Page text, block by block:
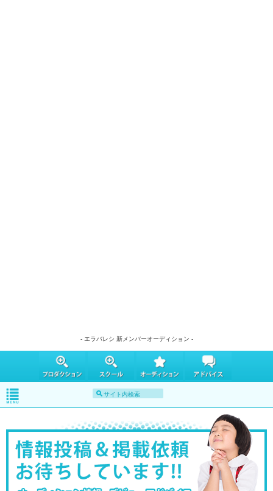
- エラバレシ 新メンバーオーディション -